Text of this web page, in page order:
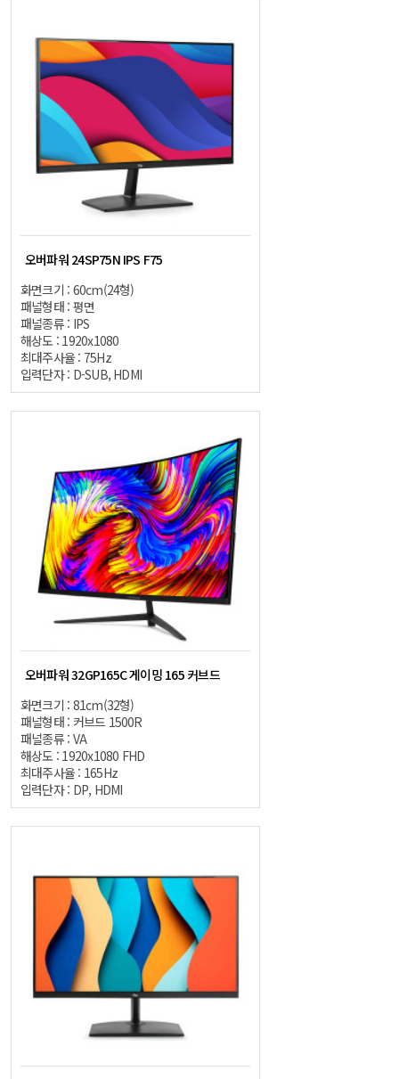
오버파워 24SP75N IPS F75
화면크기 : 60cm(24형)
패널형태 : 평면
패널종류 : IPS
해상도 : 1920x1080
최대주사율 : 75Hz
입력단자 : D-SUB, HDMI
오버파워 32GP165C 게이밍 165 커브드
화면크기 : 81cm(32형)
패널형태 : 커브드 1500R
패널종류 : VA
해상도 : 1920x1080 FHD
최대주사율 : 165Hz
입력단자 : DP, HDMI